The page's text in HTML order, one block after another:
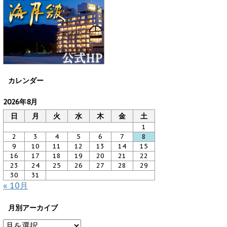
カレンダー
2026年8月
日
月 火 水 木 金 土
1
2
3 4 5 6 7
8
9
10 11 12 13 14
15
16
17 18 19 20 21
22
23
24 25 26 27 28
29
30
31
« 10月
月別アーカイブ